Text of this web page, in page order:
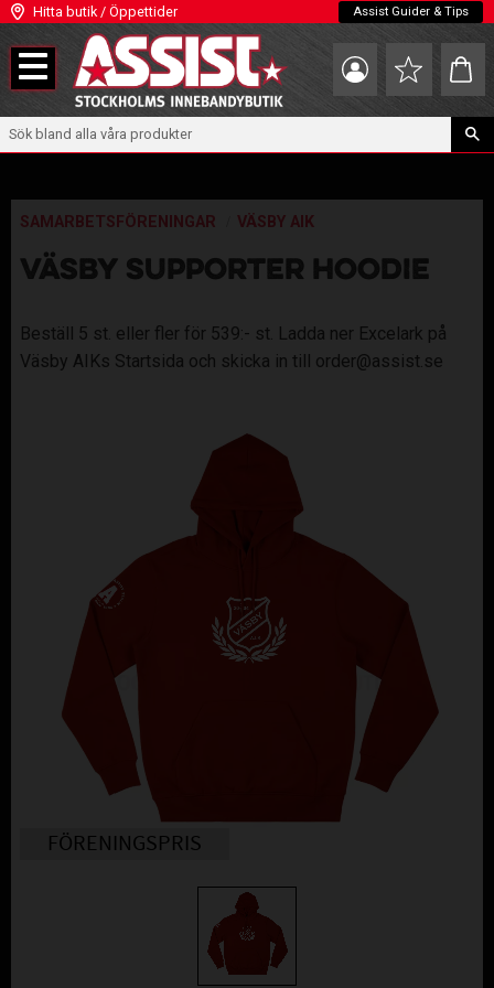
Meny
Hitta butik / Öppettider Assist Guider & Tips
Favoriter
SAMARBETSFÖRENINGAR VÄSBY AIK
VÄSBY SUPPORTER HOODIE
Beställ 5 st. eller fler för 539:- st. Ladda ner Excelark på
Väsby AIKs Startsida och skicka in till order@assist.se
FÖRENINGSPRIS